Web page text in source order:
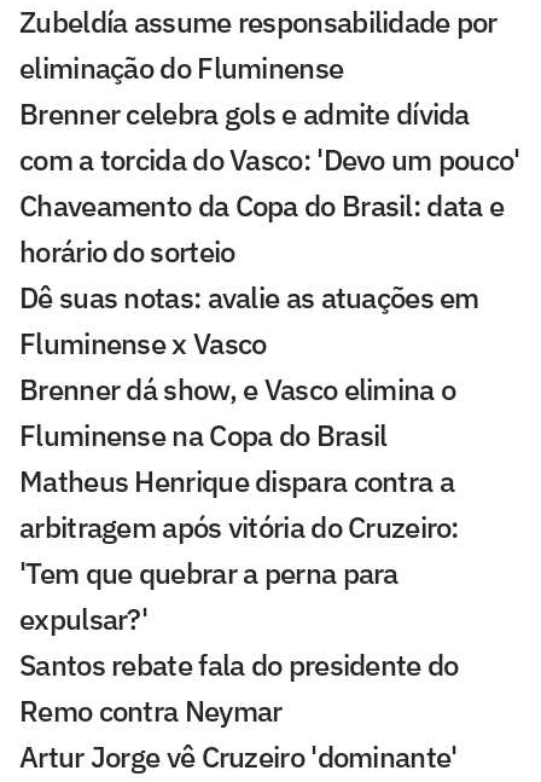
Zubeldía assume responsabilidade por
eliminação do Fluminense
Brenner celebra gols e admite dívida
com a torcida do Vasco: 'Devo um pouco'
Chaveamento da Copa do Brasil: data e
horário do sorteio
Dê suas notas: avalie as atuações em
Fluminense x Vasco
Brenner dá show, e Vasco elimina o
Fluminense na Copa do Brasil
Matheus Henrique dispara contra a
arbitragem após vitória do Cruzeiro:
'Tem que quebrar a perna para
expulsar?'
Santos rebate fala do presidente do
Remo contra Neymar
Artur Jorge vê Cruzeiro 'dominante'